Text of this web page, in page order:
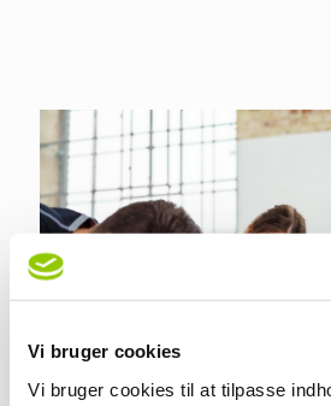
Vi bruger cookies
Vi bruger cookies til at tilpasse